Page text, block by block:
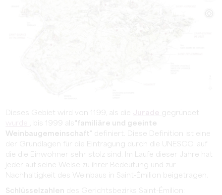
Dieses Gebiet wird von 1199, als die
gegründet
, bis 1999 als "familiäre und geeinte
Weinbaugemeinschaft" definiert. Diese Definition ist eine
der Grundlagen für die Eintragung durch die UNESCO, auf
die die Einwohner sehr stolz sind. Im Laufe dieser Jahre hat
jeder auf seine Weise zu ihrer Bedeutung und zur
Nachhaltigkeit des Weinbaus in Saint-Émilion beigetragen.
Schlüsselzahlen des Gerichtsbezirks Saint-Émilion: